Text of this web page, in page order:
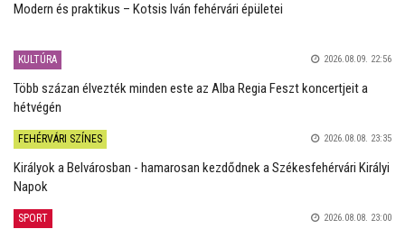
Modern és praktikus – Kotsis Iván fehérvári épületei
KULTÚRA 2026.08.09. 22:56
Több százan élvezték minden este az Alba Regia Feszt koncertjeit a
hétvégén
FEHÉRVÁRI SZÍNES 2026.08.08. 23:35
Királyok a Belvárosban - hamarosan kezdődnek a Székesfehérvári Királyi
Napok
SPORT 2026.08.08. 23:00